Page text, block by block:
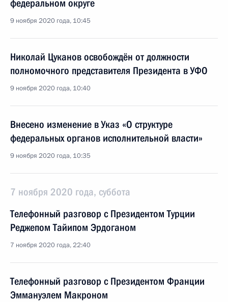
федеральном округе
9 ноября 2020 года, 10:45
Николай Цуканов освобождён от должности
полномочного представителя Президента в УФО
9 ноября 2020 года, 10:40
Внесено изменение в Указ «О структуре
федеральных органов исполнительной власти»
9 ноября 2020 года, 10:35
7 ноября 2020 года, суббота
Телефонный разговор с Президентом Турции
Реджепом Тайипом Эрдоганом
7 ноября 2020 года, 22:40
Телефонный разговор с Президентом Франции
Эммануэлем Макроном